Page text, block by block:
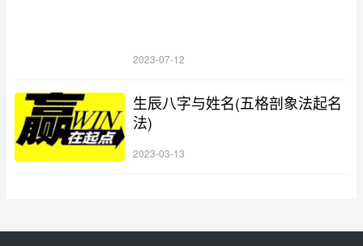
2023-07-12
生辰八字与姓名(五格剖象法起名
法)
2023-03-13